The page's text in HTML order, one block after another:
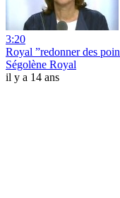
3:20
Royal ”redonner des
Ségolène Royal
il y a 14 ans